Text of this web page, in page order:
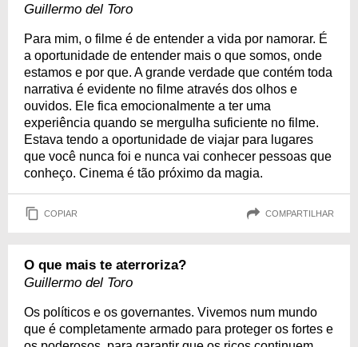
Guillermo del Toro
Para mim, o filme é de entender a vida por namorar. É
a oportunidade de entender mais o que somos, onde
estamos e por que. A grande verdade que contém toda
narrativa é evidente no filme através dos olhos e
ouvidos. Ele fica emocionalmente a ter uma
experiência quando se mergulha suficiente no filme.
Estava tendo a oportunidade de viajar para lugares
que você nunca foi e nunca vai conhecer pessoas que
conheço. Cinema é tão próximo da magia.
COPIAR COMPARTILHAR
O que mais te aterroriza?
Guillermo del Toro
Os políticos e os governantes. Vivemos num mundo
que é completamente armado para proteger os fortes e